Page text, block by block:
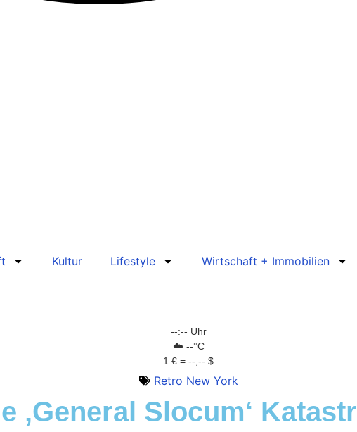
Kultur Lifestyle Wirtschaft + Immobilien
--:-- Uhr
☁️ --°C
1 € = --,-- $
Retro New York
‚General Slocum‘